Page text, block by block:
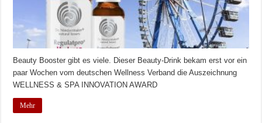
Beauty Booster gibt es viele. Dieser Beauty-Drink bekam erst vor ein
paar Wochen vom deutschen Wellness Verband die Auszeichnung
WELLNESS & SPA INNOVATION AWARD
Mehr